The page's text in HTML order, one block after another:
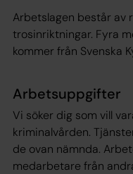
Arbetslagen består av
trosinriktningar. Fyra
kommer från Svenska
Arbetsuppgifter
Vi söker dig som vill
kriminalvården.
de ovan nämnda.
medarbetare från